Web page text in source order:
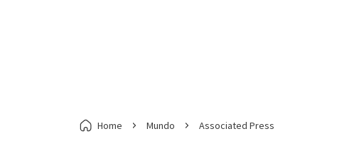
Home Mundo Associated Press